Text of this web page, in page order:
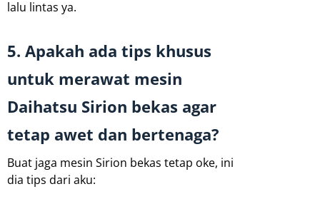
lalu lintas ya.
5. Apakah ada tips khusus
untuk merawat mesin
Daihatsu Sirion bekas agar
tetap awet dan bertenaga?
Buat jaga mesin Sirion bekas tetap oke, ini
dia tips dari aku: